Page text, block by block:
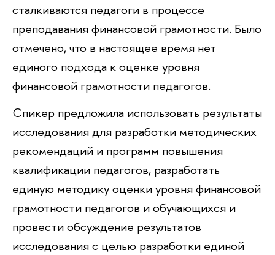
сталкиваются педагоги в процессе
преподавания финансовой грамотности. Было
отмечено, что в настоящее время нет
единого подхода к оценке уровня
финансовой грамотности педагогов.
Спикер предложила использовать результаты
исследования для разработки методических
рекомендаций и программ повышения
квалификации педагогов, разработать
единую методику оценки уровня финансовой
грамотности педагогов и обучающихся и
провести обсуждение результатов
исследования с целью разработки единой